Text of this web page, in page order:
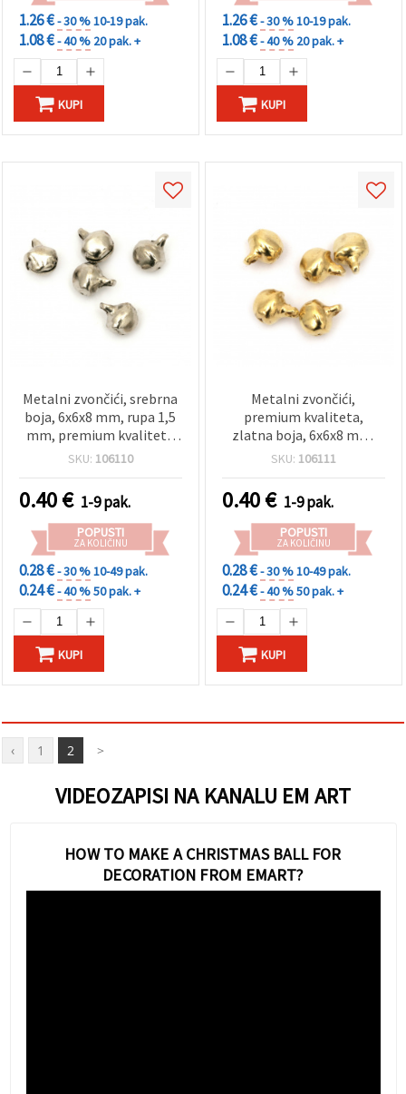
1.26 €- 30 %10-19 pak.
1.08 €- 40 % 20 pak. +
KUPI
1.26 €- 30 %10-19 pak.
1.08 €- 40 % 20 pak. +
KUPI
Metalni zvončići, srebrna
boja, 6x6x8 mm, rupa 1,5
mm, premium kvaliteta
za izradu nakita i DIY
SKU: 106110
0.40€ 1-9 pak.
POPUSTI
ZA KOLIČINU
0.28 €- 30 %10-49 pak.
0.24 €- 40 %50 pak. +
KUPI
Metalni zvončići,
premium kvaliteta,
zlatna boja, 6x6x8 mm,
rupa 1,5 mm, za izradu
SKU: 106111
0.40€ 1-9 pak.
POPUSTI
ZA KOLIČINU
0.28 €- 30 %10-49 pak.
0.24 €- 40 %50 pak. +
KUPI
‹ 1 2 >
VIDEOZAPISI NA KANALU EM ART
HOW TO MAKE A CHRISTMAS BALL FOR
DECORATION FROM EMART?